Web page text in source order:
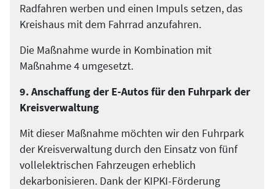
Radfahren werben und einen Impuls setzen, das
Kreishaus mit dem Fahrrad anzufahren.
Die Maßnahme wurde in Kombination mit
Maßnahme 4 umgesetzt.
9. Anschaffung der E-Autos für den Fuhrpark der
Kreisverwaltung
Mit dieser Maßnahme möchten wir den Fuhrpark
der Kreisverwaltung durch den Einsatz von fünf
vollelektrischen Fahrzeugen erheblich
dekarbonisieren. Dank der KIPKI-Förderung